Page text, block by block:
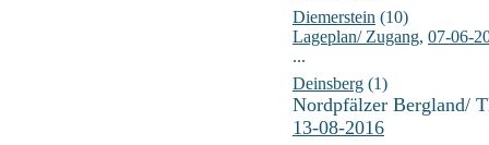
Diemerstein (10)
Lageplan/ Zugang, 07-06-
...
Deinsberg (1)
Nordpfälzer Bergland/
13-08-2016